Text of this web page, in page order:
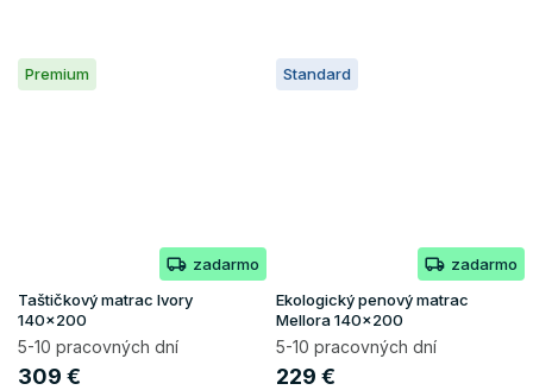
Premium
zadarmo
Taštičkový matrac Ivory
140x200
5-10 pracovných dní
309 €
Standard
zadarmo
Ekologický penový matrac
Mellora 140x200
5-10 pracovných dní
229 €